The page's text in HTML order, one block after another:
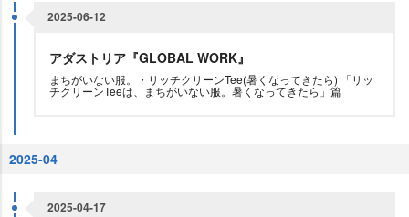
2025-06-12
アダストリア『GLOBAL WORK』
まちがいない服。・リッチクリーンTee(暑くなってきたら) 「リッ
チクリーンTeeは、まちがいない服。暑くなってきたら」篇
2025-04
2025-04-17